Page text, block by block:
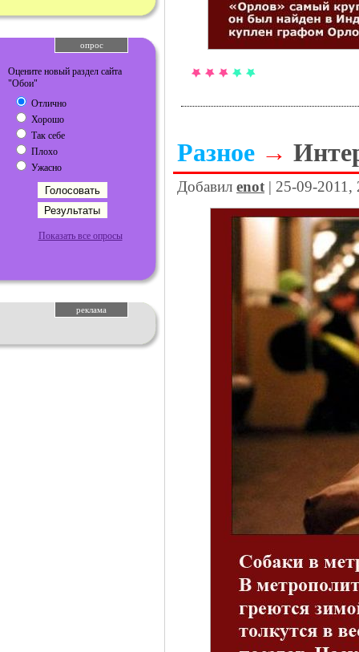
опрос
Оцените новый раздел сайта
"Обои"
Отлично
Хорошо
Так себе
Плохо
Ужасно
Показать все опросы
реклама
Разное →
Добавил enot | 25-09-